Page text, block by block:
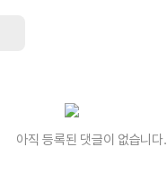
아직 등록된 댓글이 없습니다.